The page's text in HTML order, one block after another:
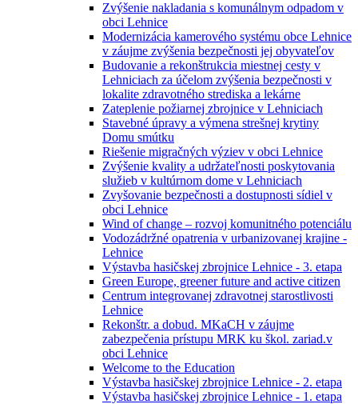
Zvýšenie nakladania s komunálnym odpadom v
obci Lehnice
Modernizácia kamerového systému obce Lehnice
v záujme zvýšenia bezpečnosti jej obyvateľov
Budovanie a rekonštrukcia miestnej cesty v
Lehniciach za účelom zvýšenia bezpečnosti v
lokalite zdravotného strediska a lekárne
Zateplenie požiarnej zbrojnice v Lehniciach
Stavebné úpravy a výmena strešnej krytiny
Domu smútku
Riešenie migračných výziev v obci Lehnice
Zvýšenie kvality a udržateľnosti poskytovania
služieb v kultúrnom dome v Lehniciach
Zvyšovanie bezpečnosti a dostupnosti sídiel v
obci Lehnice
Wind of change – rozvoj komunitného potenciálu
Vodozádržné opatrenia v urbanizovanej krajine -
Lehnice
Výstavba hasičskej zbrojnice Lehnice - 3. etapa
Green Europe, greener future and active citizen
Centrum integrovanej zdravotnej starostlivosti
Lehnice
Rekonštr. a dobud. MKaCH v záujme
zabezpečenia prístupu MRK ku škol. zariad.v
obci Lehnice
Welcome to the Education
Výstavba hasičskej zbrojnice Lehnice - 2. etapa
Výstavba hasičskej zbrojnice Lehnice - 1. etapa